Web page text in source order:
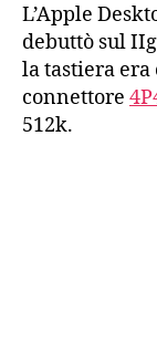
L’Apple
debuttò sul
la tastiera
connettore
512k.